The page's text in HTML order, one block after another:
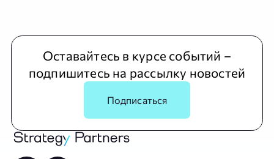
Оставайтесь в курсе событий –
подпишитесь на рассылку новостей
Подписаться